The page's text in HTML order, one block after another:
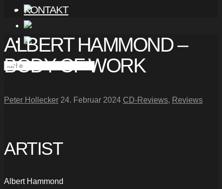
KONTAKT
ALBERT HAMMOND –
BODY OF WORK
Peter Hollecker 24. Februar 2024 CD-Reviews, Reviews
ARTIST
Albert Hammond